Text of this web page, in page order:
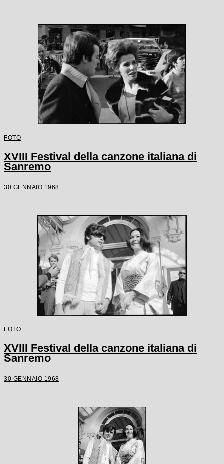
FOTO
XVIII Festival della canzone italiana di
Sanremo
30 GENNAIO 1968
FOTO
XVIII Festival della canzone italiana di
Sanremo
30 GENNAIO 1968